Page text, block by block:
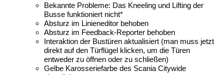
Bekannte Probleme: Das Kneeling und Lifting der
Busse funktioniert nicht*
Absturz im Linieneditor behoben
Absturz im Feedback-Reporter behoben
Interaktion der Bustüren aktualisiert (man muss jetzt
direkt auf den Türflügel klicken, um die Türen
entweder zu öffnen oder zu schließen)
Gelbe Karosseriefarbe des Scania Citywide